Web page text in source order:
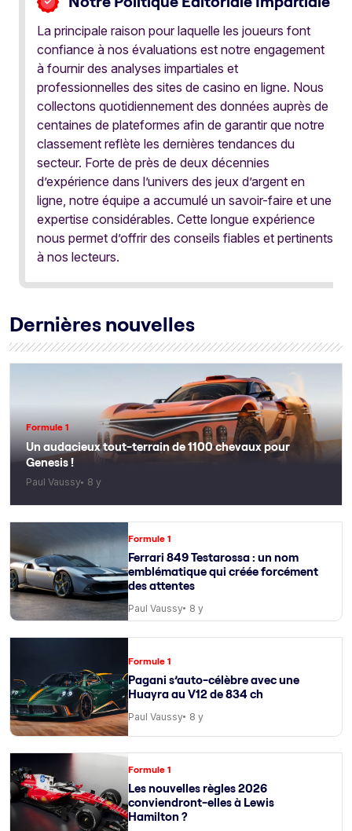
La principale raison pour laquelle les joueurs font
confiance à nos évaluations est notre engagement
à fournir des analyses impartiales et
professionnelles des sites de casino en ligne. Nous
collectons quotidiennement des données auprès de
centaines de plateformes afin de garantir que notre
classement reflète les dernières tendances du
secteur. Forte de près de deux décennies
d’expérience dans l’univers des jeux d’argent en
ligne, notre équipe a accumulé un savoir-faire et une
expertise considérables. Cette longue expérience
nous permet d’offrir des conseils fiables et pertinents
à nos lecteurs.
Dernières nouvelles
Formule 1
Un audacieux tout-terrain de 1100 chevaux pour
Genesis !
Paul Vaussy 8 y
Formule 1
Ferrari 849 Testarossa : un nom
emblématique qui créée forcément
des attentes
Paul Vaussy 8 y
Formule 1
Pagani s’auto-célèbre avec une
Huayra au V12 de 834 ch
Paul Vaussy 8 y
Formule 1
Les nouvelles règles 2026
conviendront-elles à Lewis
Hamilton ?